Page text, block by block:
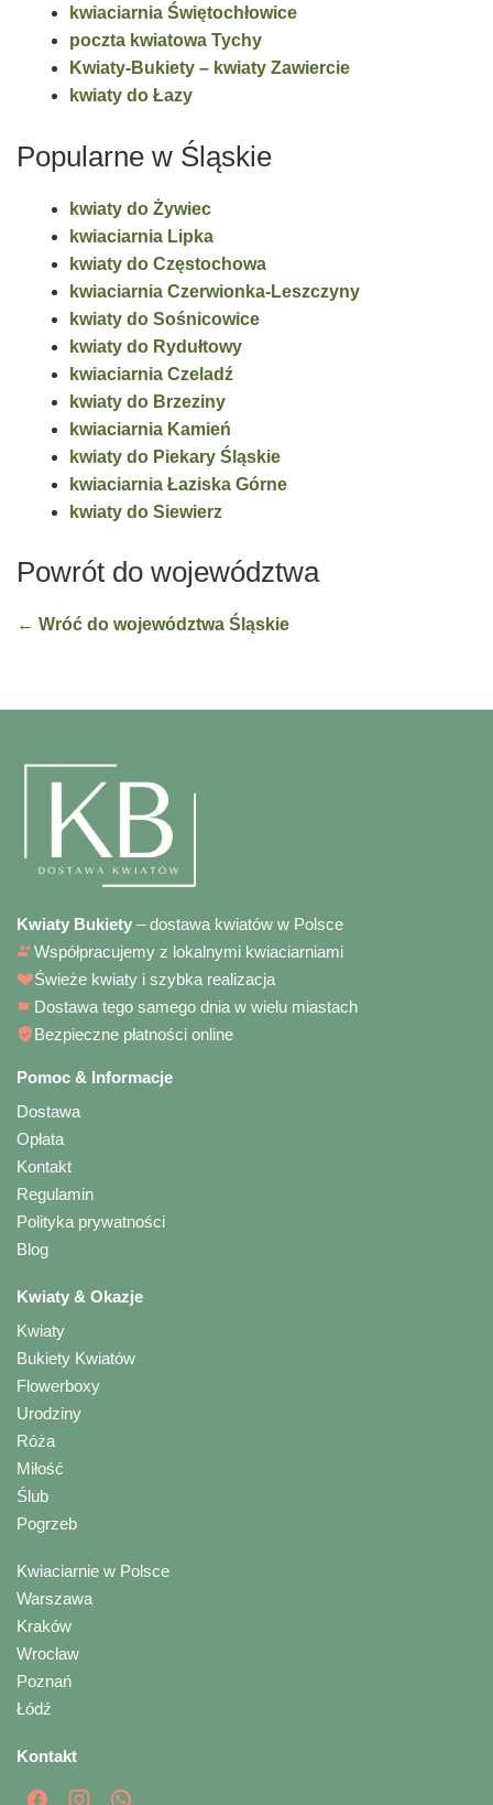
kwiaciarnia Świętochłowice
poczta kwiatowa Tychy
Kwiaty-Bukiety – kwiaty Zawiercie
kwiaty do Łazy
Popularne w Śląskie
kwiaty do Żywiec
kwiaciarnia Lipka
kwiaty do Częstochowa
kwiaciarnia Czerwionka-Leszczyny
kwiaty do Sośnicowice
kwiaty do Rydułtowy
kwiaciarnia Czeladź
kwiaty do Brzeziny
kwiaciarnia Kamień
kwiaty do Piekary Śląskie
kwiaciarnia Łaziska Górne
kwiaty do Siewierz
Powrót do województwa
← Wróć do województwa Śląskie
Kwiaty Bukiety – dostawa kwiatów w Polsce
Współpracujemy z lokalnymi kwiaciarniami
Świeże kwiaty i szybka realizacja
Dostawa tego samego dnia w wielu miastach
Bezpieczne płatności online
Pomoc & Informacje
Dostawa
Opłata
Kontakt
Regulamin
Polityka prywatności
Blog
Kwiaty & Okazje
Kwiaty
Bukiety Kwiatów
Flowerboxy
Urodziny
Róża
Miłość
Ślub
Pogrzeb
Kwiaciarnie w Polsce
Warszawa
Kraków
Wrocław
Poznań
Łódź
Kontakt